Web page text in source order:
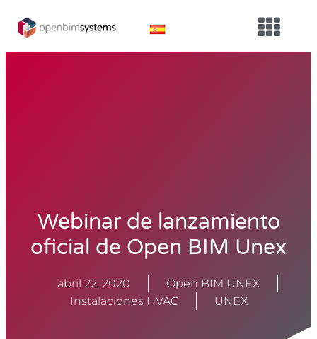
Webinar de lanzamiento
oficial de Open BIM Unex
abril 22, 2020
Open BIM UNEX
Instalaciones HVAC
UNEX